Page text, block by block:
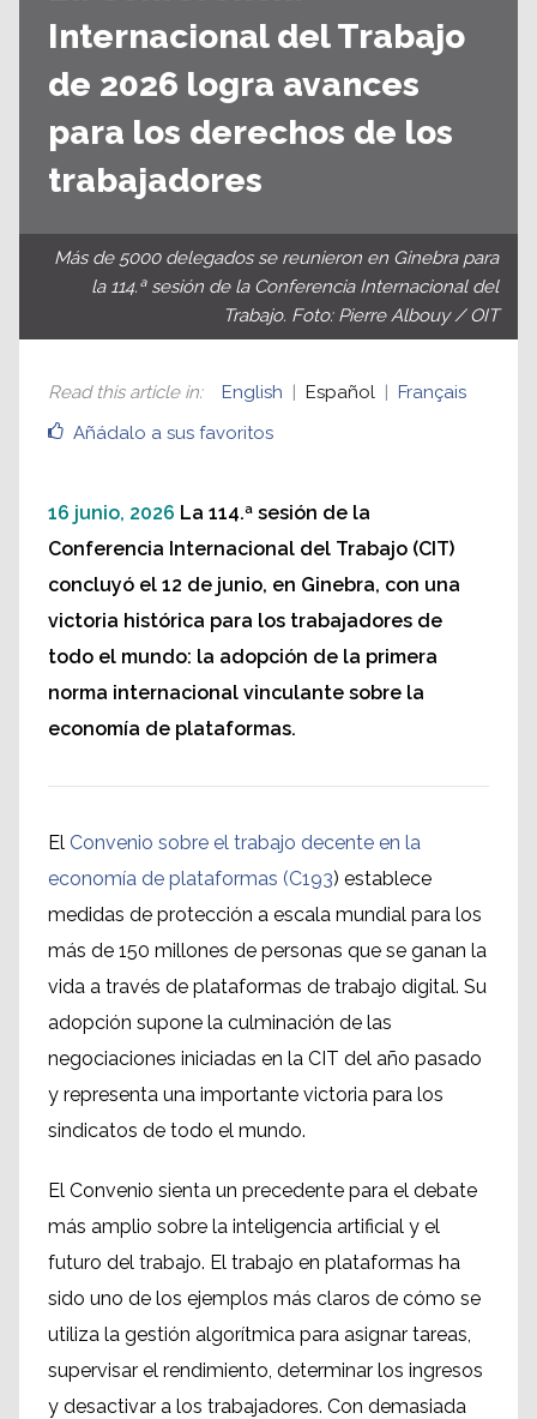
Internacional del Trabajo
de 2026 logra avances
para los derechos de los
trabajadores
Más de 5000 delegados se reunieron en Ginebra para
la 114.ª sesión de la Conferencia Internacional del
Trabajo. Foto: Pierre Albouy / OIT
Añádalo a sus favoritos
Read this article in: English Español Français
16 junio, 2026 La 114.ª sesión de la
Conferencia Internacional del Trabajo (CIT)
concluyó el 12 de junio, en Ginebra, con una
victoria histórica para los trabajadores de
todo el mundo: la adopción de la primera
norma internacional vinculante sobre la
economía de plataformas.
El Convenio sobre el trabajo decente en la
economía de plataformas (C193) establece
medidas de protección a escala mundial para los
más de 150 millones de personas que se ganan la
vida a través de plataformas de trabajo digital. Su
adopción supone la culminación de las
negociaciones iniciadas en la CIT del año pasado
y representa una importante victoria para los
sindicatos de todo el mundo.
El Convenio sienta un precedente para el debate
más amplio sobre la inteligencia artificial y el
futuro del trabajo. El trabajo en plataformas ha
sido uno de los ejemplos más claros de cómo se
utiliza la gestión algorítmica para asignar tareas,
supervisar el rendimiento, determinar los ingresos
y desactivar a los trabajadores. Con demasiada